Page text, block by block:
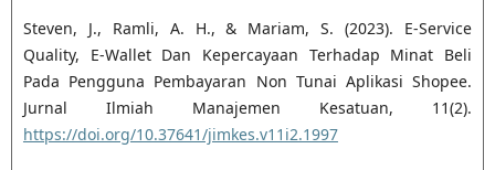
Steven, J., Ramli, A. H., & Mariam, S. (2023). E-Service
Quality, E-Wallet Dan Kepercayaan Terhadap Minat Beli
Pada Pengguna Pembayaran Non Tunai Aplikasi Shopee.
Jurnal Ilmiah Manajemen Kesatuan, 11(2).
https://doi.org/10.37641/jimkes.v11i2.1997